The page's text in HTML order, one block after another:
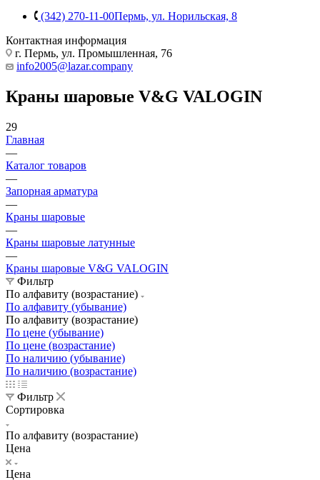
(342) 270-11-00Пермь, ул. Норильская, 8
Контактная информация
г. Пермь, ул. Промышленная, 76
info2005@lazar.company
Краны шаровые V&G VALOGIN
29
Главная
—
Каталог товаров
—
Запорная арматура
—
Краны шаровые
—
Краны шаровые латунные
—
Краны шаровые V&G VALOGIN
Фильтр
По алфавиту (возрастание)
По алфавиту (убывание)
По алфавиту (возрастание)
По цене (убывание)
По цене (возрастание)
По наличию (убывание)
По наличию (возрастание)
Фильтр
Сортировка
По алфавиту (возрастание)
Цена
Цена